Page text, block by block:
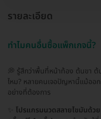
รายละเอียด
ทำไมคนอื่นซื้อแพ็กเกจนี้?
💭 รู้สึกว่าพื้นที่หน้าท้อง ต้นขา
ไหม? หลายคนเจอปัญหานี้แม้ออ
อย่างที่ต้องการ
โปรแกรมนวดสลายไขมันด้ว